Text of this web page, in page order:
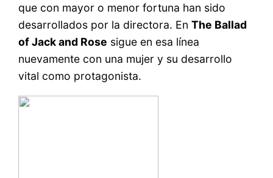
que con mayor o menor fortuna han sido
desarrollados por la directora. EnThe Ballad
of Jack and Rose sigue en esa línea
nuevamente con una mujer y su desarrollo
vital como protagonista.